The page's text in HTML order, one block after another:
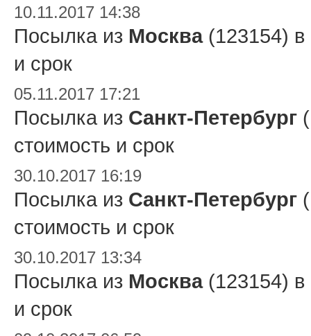
10.11.2017 14:38
Посылка из Москва(123154) в
и срок
05.11.2017 17:21
Посылка из Санкт-Петербург
стоимость и срок
30.10.2017 16:19
Посылка из Санкт-Петербург
стоимость и срок
30.10.2017 13:34
Посылка из Москва(123154) в
и срок